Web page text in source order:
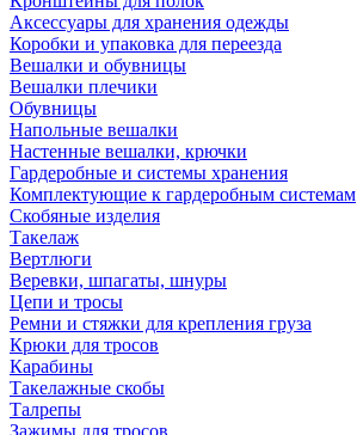
Аксессуары для хранения одежды
Коробки и упаковка для переезда
Вешалки и обувницы
Вешалки плечики
Обувницы
Напольные вешалки
Настенные вешалки, крючки
Гардеробные и системы хранения
Комплектующие к гардеробным системам
Скобяные изделия
Такелаж
Вертлюги
Веревки, шпагаты, шнуры
Цепи и тросы
Ремни и стяжки для крепления груза
Крюки для тросов
Карабины
Такелажные скобы
Талрепы
Зажимы для тросов